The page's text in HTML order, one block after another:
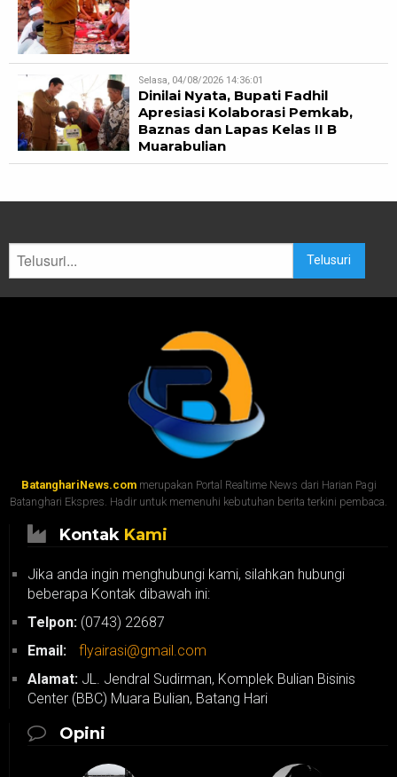
Selasa, 04/08/2026 14:36:01
Dinilai Nyata, Bupati Fadhil
Apresiasi Kolaborasi Pemkab,
Baznas dan Lapas Kelas II B
Muarabulian
Telusuri
BatanghariNews.commerupakan Portal Realtime News dari Harian Pagi
Batanghari Ekspres. Hadir untuk memenuhi kebutuhan berita terkini pembaca.
Kontak Kami
Jika anda ingin menghubungi kami, silahkan hubungi
beberapa Kontak dibawah ini:
Telpon: (0743) 22687
Email:
flyairasi@gmail.com
Alamat: JL. Jendral Sudirman, Komplek Bulian Bisinis
Center (BBC) Muara Bulian, Batang Hari
Opini